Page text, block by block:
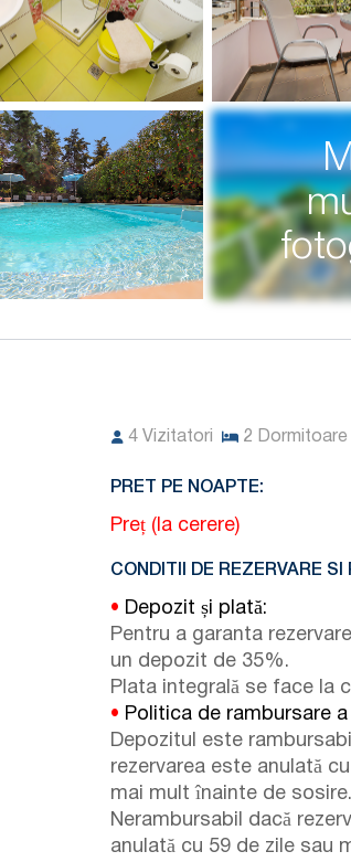
4 Vizitatori 2 Dormitoare
PRET PE NOAPTE:
Preț (la cerere)
CONDITII DE REZERVARE SI
• Depozit și plată:
Pentru a garanta
un depozit de 35%.
Plata integrală se face la
• Politica de rambursare
Depozitul este
rezervarea este anulată
mai mult înainte de sosire.
Nerambursabil dacă
anulată cu 59 de zile sau